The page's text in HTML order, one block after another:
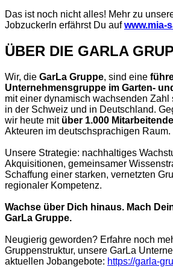
Das ist noch nicht alles! Mehr zu
Jobzuckerln erfährst Du aufwww.mia-
ÜBER DIE GARLA
Wir, die GarLa Gruppe, sind eine
Unternehmensgruppe im Garten-
mit einer dynamisch wachsenden
in der Schweiz und in Deutschland.
wir heute mitüber 1.000
Akteuren im deutschsprachigen Raum.
Unsere Strategie: nachhaltiges
Akquisitionen, gemeinsamer
Schaffung einer starken, vernetzten
regionaler Kompetenz.
Wachse über Dich hinaus. Mach
GarLa Gruppe.
Neugierig geworden? Erfahre noch
Gruppenstruktur, unsere GarLa
aktuellen Jobangebote: https://garla-